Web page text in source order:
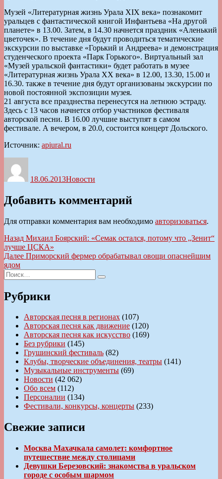
Музей «Литературная жизнь Урала ХIХ века» познакомит
уральцев с фантастической книгой Инфантьева «На другой
планете» в 13.00. Затем, в 14.30 начнется праздник «Аленький
цветочек». В течение дня будут проводиться тематические
экскурсии по выставке «Горький и Андреева» и демонстрация
студенческого проекта «Парк Горького». Виртуальный зал
«Музей уральской фантастики» будет работать в музее
«Литературная жизнь Урала ХХ века» в 12.00, 13.30, 15.00 и
16.30. также в течение дня будут организованы экскурсии по
новой постоянной экспозиции музея.
21 августа все празднества перенесутся на летнюю эстраду.
Здесь с 13 часов начнется отбор участников фестиваля
авторской песни. В 16.00 лучшие выступят в самом
фестивале. А вечером, в 20.0, состоится концерт Дольского.
Источник: apiural.ru
18.06.2013Новости
Добавить комментарий
Для отправки комментария вам необходимо авторизоваться.
Навигация
по
записям
Назад Предыдущая
запись:
Михаил Боярский: «Семак остался, потому что „Зенит“
лучше ЦСКА»
Далее Следующая
Приморский фермер обрабатывал овощи опаснейшим
ядом
Искать:
Поиск
Рубрики
Авторская песня в регионах (107)
Авторская песня как движение (120)
Авторская песня как искусство (169)
Без рубрики (145)
Грушинский фестиваль (82)
Клубы, творческие объединения, театры (141)
Музыкальные инструменты (69)
Новости (42 062)
Обо всем (112)
Персоналии (134)
Фестивали, конкурсы, концерты (233)
Свежие записи
Москва Махачкала самолет: комфортное
путешествие между столицами
Девушки Березовский: знакомства в уральском
городе с особым шармом